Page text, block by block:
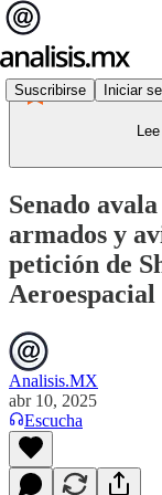
Suscribirse Iniciar
Senado
armados y
petición de
Aeroespacial
Analisis.MX
abr 10, 2025
Escucha